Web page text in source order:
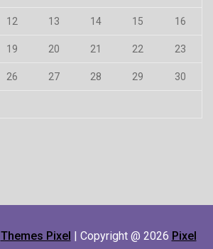
12 13 14 15 16
19 20 21 22 23
26 27 28 29 30
Themes Pixel | Copyright @ 2026 Pixel